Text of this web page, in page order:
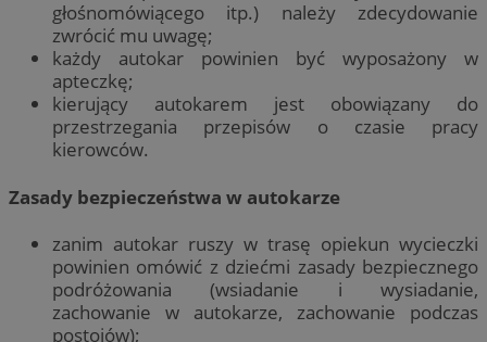
głośnomówiącego itp.) należy zdecydowanie
zwrócić mu uwagę;
każdy autokar powinien być wyposażony w
apteczkę;
kierujący autokarem jest obowiązany do
przestrzegania przepisów o czasie pracy
kierowców.
Zasady bezpieczeństwa w autokarze
zanim autokar ruszy w trasę opiekun wycieczki
powinien omówić z dziećmi zasady bezpiecznego
podróżowania (wsiadanie i wysiadanie,
zachowanie w autokarze, zachowanie podczas
postojów);